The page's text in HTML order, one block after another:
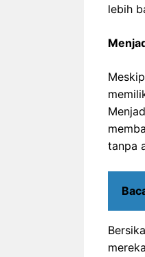
lebih
tanpa